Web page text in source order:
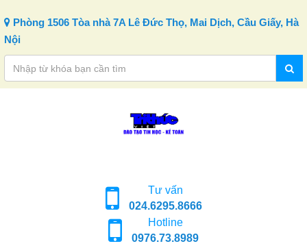
Phòng 1506 Tòa nhà 7A Lê Đức Thọ, Mai Dịch, Cầu Giấy, Hà
Nội
Tư vấn
024.6295.8666
Hotline
0976.73.8989